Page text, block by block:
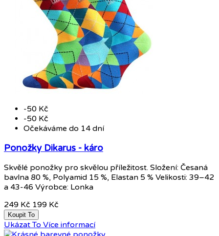
-50 Kč
-50 Kč
Očekáváme do 14 dní
Ponožky Dikarus - káro
Skvělé ponožky pro skvělou příležitost. Složení: Česaná
bavlna 80 %, Polyamid 15 %, Elastan 5 % Velikosti: 39–42
a 43-46 Výrobce: Lonka
249 Kč 199 Kč
Koupit To
Ukázat To Více informací